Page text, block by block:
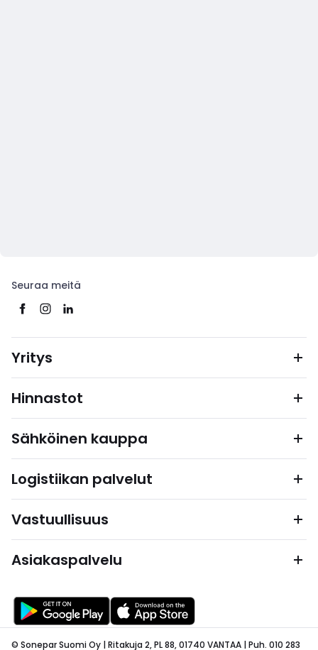
Seuraa meitä
Yritys
Hinnastot
Sähköinen kauppa
Logistiikan palvelut
Vastuullisuus
Asiakaspalvelu
© Sonepar Suomi Oy | Ritakuja 2, PL 88, 01740 VANTAA | Puh. 010 283